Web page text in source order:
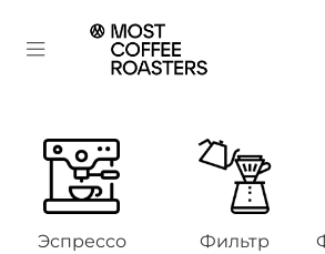
Эспрессо Фильтр